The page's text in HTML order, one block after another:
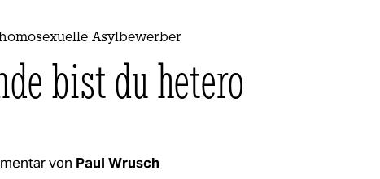
Asylbewerber
bist du hetero
von Paul Wrusch